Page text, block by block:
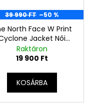
39 990 FT –50 %
North Face W Print
Jacket Női
Széldzseki - Lila - S
Raktáron
19 900 Ft
KOSÁRBA